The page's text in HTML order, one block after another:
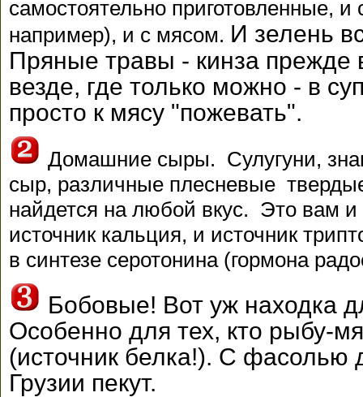
самостоятельно приготовленные,
например), и с мясом. И зелень
Пряные травы - кинза прежде
везде, где только можно - в
просто к мясу "пожевать".
Домашние сыры. Сулугуни,
сыр, различные плесневые
найдется на любой вкус. Это вам и
источник кальция, и источник
в синтезе серотонина (гормона
Бобовые! Вот уж находка
Особенно для тех, кто рыбу-
(источник белка!). С фасолью
Грузии пекут.